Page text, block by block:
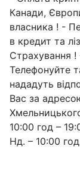
Канади,
власника ! -
в кредит та
Страхування
Телефонуйте
нададуть
Вас за
10:00 год –
Нд. – 10:00